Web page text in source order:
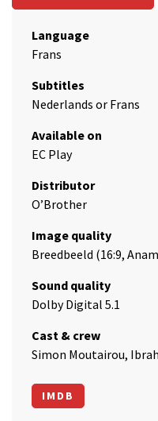
Language
Frans
Subtitles
Nederlands or Frans
Available on
EC Play
Distributor
O’Brother
Image quality
Breedbeeld (16:9,
Sound quality
Dolby Digital 5.1
Cast & crew
Simon Moutairou,
IMDB